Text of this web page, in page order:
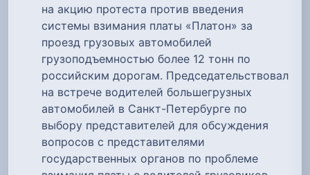
на акцию протеста против введения
системы взимания платы «Платон» за
проезд грузовых автомобилей
грузоподъемностью более 12 тонн по
российским дорогам. Председательствовал
на встрече водителей большегрузных
автомобилей в Санкт-Петербурге по
выбору представителей для обсуждения
вопросов с представителями
государственных органов по проблеме